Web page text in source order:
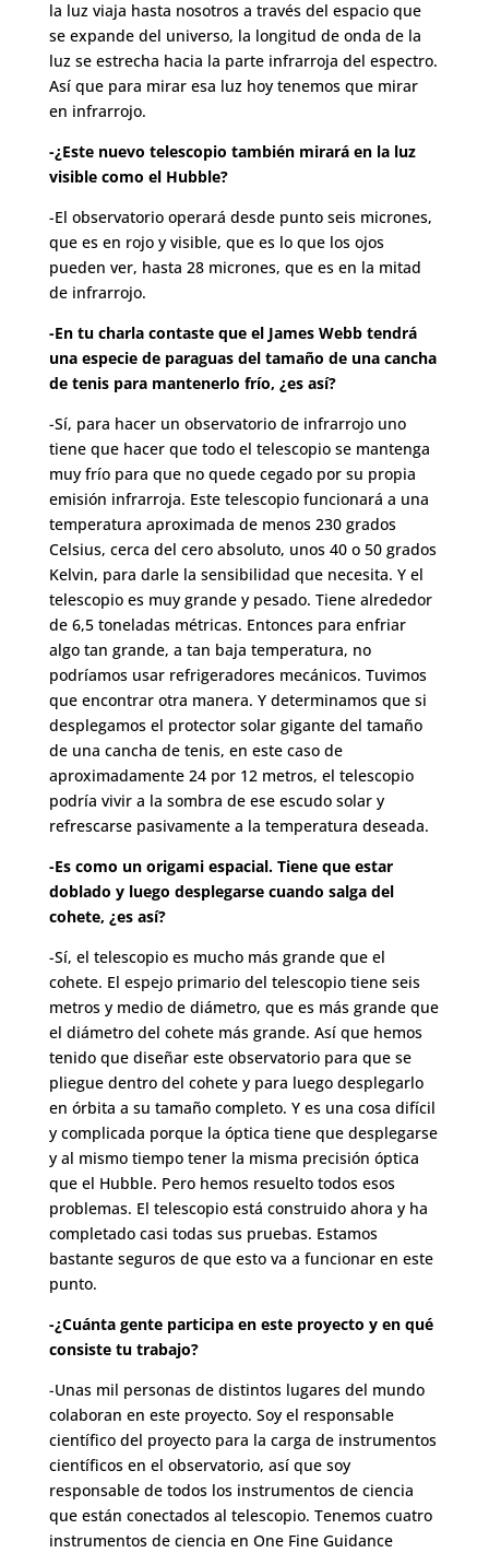
la luz viaja hasta nosotros a través del espacio que
se expande del universo, la longitud de onda de la
luz se estrecha hacia la parte infrarroja del espectro.
Así que para mirar esa luz hoy tenemos que mirar
en infrarrojo.
-¿Este nuevo telescopio también mirará en la luz
visible como el Hubble?
-El observatorio operará desde punto seis micrones,
que es en rojo y visible, que es lo que los ojos
pueden ver, hasta 28 micrones, que es en la mitad
de infrarrojo.
-En tu charla contaste que el James Webb tendrá
una especie de paraguas del tamaño de una cancha
de tenis para mantenerlo frío, ¿es así?
-Sí, para hacer un observatorio de infrarrojo uno
tiene que hacer que todo el telescopio se mantenga
muy frío para que no quede cegado por su propia
emisión infrarroja. Este telescopio funcionará a una
temperatura aproximada de menos 230 grados
Celsius, cerca del cero absoluto, unos 40 o 50 grados
Kelvin, para darle la sensibilidad que necesita. Y el
telescopio es muy grande y pesado. Tiene alrededor
de 6,5 toneladas métricas. Entonces para enfriar
algo tan grande, a tan baja temperatura, no
podríamos usar refrigeradores mecánicos. Tuvimos
que encontrar otra manera. Y determinamos que si
desplegamos el protector solar gigante del tamaño
de una cancha de tenis, en este caso de
aproximadamente 24 por 12 metros, el telescopio
podría vivir a la sombra de ese escudo solar y
refrescarse pasivamente a la temperatura deseada.
-Es como un origami espacial. Tiene que estar
doblado y luego desplegarse cuando salga del
cohete, ¿es así?
-Sí, el telescopio es mucho más grande que el
cohete. El espejo primario del telescopio tiene seis
metros y medio de diámetro, que es más grande que
el diámetro del cohete más grande. Así que hemos
tenido que diseñar este observatorio para que se
pliegue dentro del cohete y para luego desplegarlo
en órbita a su tamaño completo. Y es una cosa difícil
y complicada porque la óptica tiene que desplegarse
y al mismo tiempo tener la misma precisión óptica
que el Hubble. Pero hemos resuelto todos esos
problemas. El telescopio está construido ahora y ha
completado casi todas sus pruebas. Estamos
bastante seguros de que esto va a funcionar en este
punto.
-¿Cuánta gente participa en este proyecto y en qué
consiste tu trabajo?
-Unas mil personas de distintos lugares del mundo
colaboran en este proyecto. Soy el responsable
científico del proyecto para la carga de instrumentos
científicos en el observatorio, así que soy
responsable de todos los instrumentos de ciencia
que están conectados al telescopio. Tenemos cuatro
instrumentos de ciencia en One Fine Guidance